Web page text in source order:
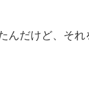
んだけど、そ